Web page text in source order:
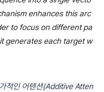
enhances this arc
to focus on different pa
generates each target w
적인 어텐션(Additive Atten